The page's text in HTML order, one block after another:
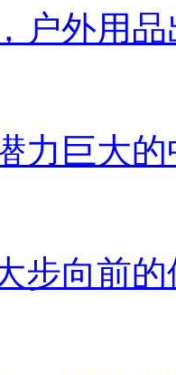
户外用
力巨大
步向前